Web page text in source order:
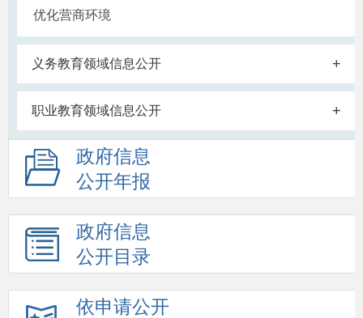
优化营商环境
义务教育领域信息公开 +
职业教育领域信息公开 +
政府信息
公开年报
政府信息
公开目录
依申请公开